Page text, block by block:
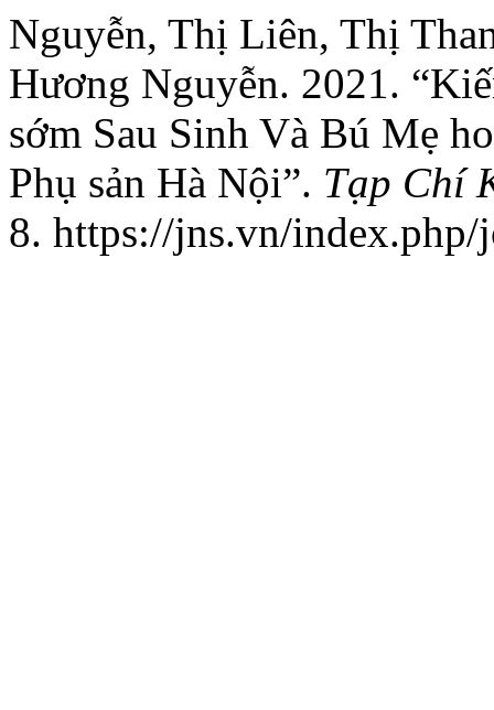
Nguyễn, Thị Liên, Thị
Hương Nguyễn. 2021.
sớm Sau Sinh Và Bú Mẹ
Phụ sản Hà Nội”. Tạp Chí
8. https://jns.vn/